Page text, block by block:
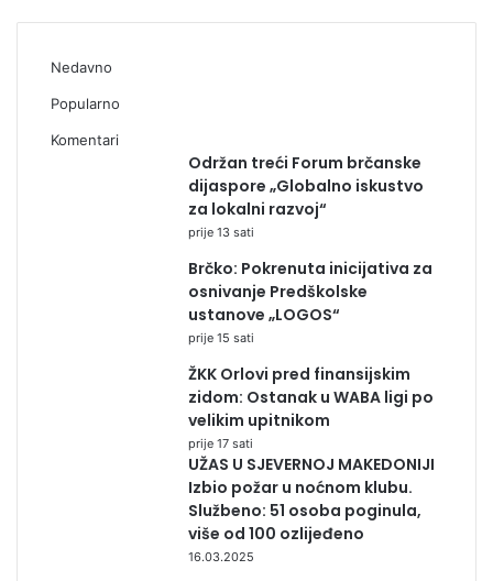
Nedavno
Popularno
Komentari
Održan treći Forum brčanske
dijaspore „Globalno iskustvo
za lokalni razvoj“
prije 13 sati
Brčko: Pokrenuta inicijativa za
osnivanje Predškolske
ustanove „LOGOS“
prije 15 sati
ŽKK Orlovi pred finansijskim
zidom: Ostanak u WABA ligi po
velikim upitnikom
prije 17 sati
UŽAS U SJEVERNOJ MAKEDONIJI
Izbio požar u noćnom klubu.
Službeno: 51 osoba poginula,
više od 100 ozlijeđeno
16.03.2025